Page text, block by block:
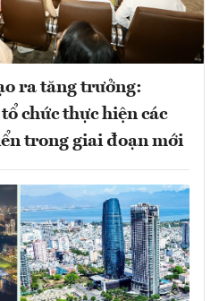
ra tăng trưởng:
chức thực hiện các
trong giai đoạn mới